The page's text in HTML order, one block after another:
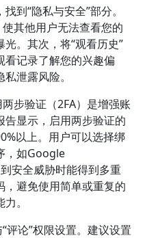
到“隐私与安全”部分。
其他用户无法查看您的
。其次，将“观看历史”
看记录了解您的兴趣偏
泄露风险。
步验证（2FA）是增强账
告显示，启用两步验证的
以上。用户可以选择绑
，如Google
安全威胁时能得到多重
避免使用简单或重复的
。
评论”权限设置。建议设置